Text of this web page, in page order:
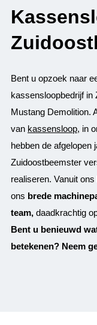
Bent u opzoek naar
kassensloopbedrijf
Mustang Demolition.
van kassensloop, in
hebben de afgelopen
Zuidoostbeemster
realiseren. Vanuit
ons brede
team, daadkrachtig
Bent u benieuwd
betekenen? Neem